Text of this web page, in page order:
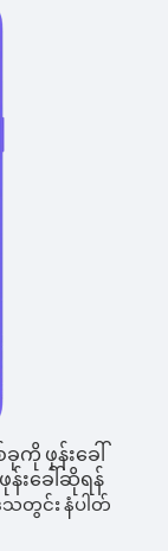
ကို ဖုန်းခေါ်
န်းခေါ်ဆိုရန်
သတွင်း နံပါတ်